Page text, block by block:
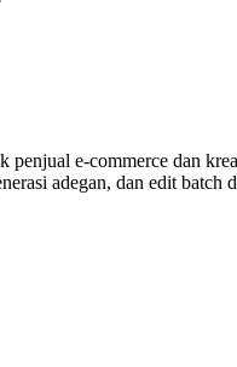
penjual e-commerce dan
adegan, dan edit batch